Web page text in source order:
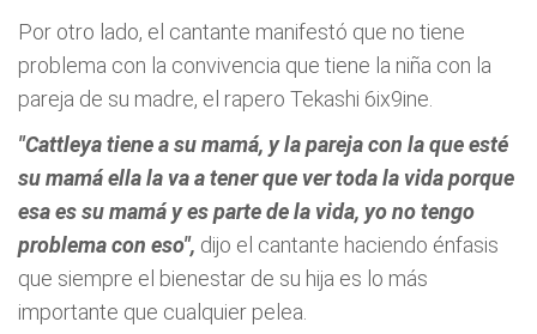
Por otro lado, el cantante manifestó que no tiene
problema con la convivencia que tiene la niña con la
pareja de su madre, el rapero Tekashi 6ix9ine.
"Cattleya tiene a su mamá, y la pareja con la que esté
su mamá ella la va a tener que ver toda la vida porque
esa es su mamá y es parte de la vida, yo no tengo
problema con eso", dijo el cantante haciendo énfasis
que siempre el bienestar de su hija es lo más
importante que cualquier pelea.